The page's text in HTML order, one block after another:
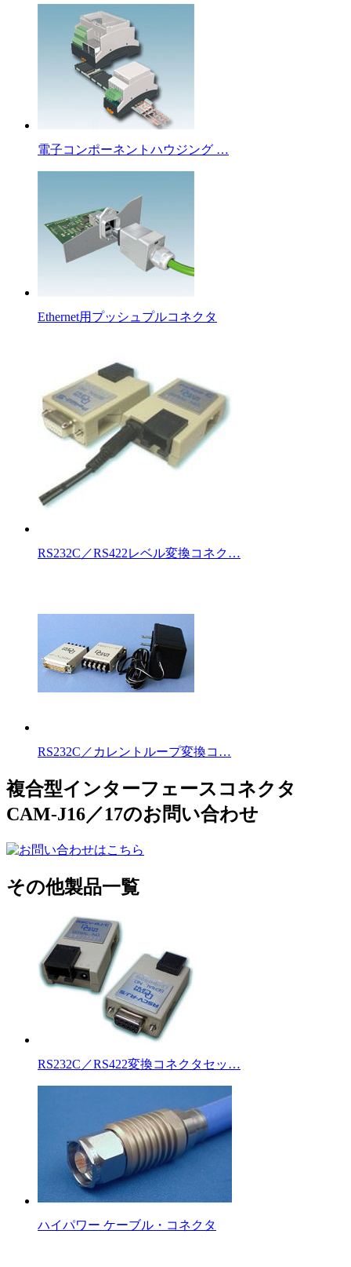
電子コンポーネントハウジング …
Ethernet用プッシュプルコネクタ
RS232C／RS422レベル変換コネク…
RS232C／カレントループ変換コ…
複合型インターフェースコネクタ
CAM-J16／17のお問い合わせ
その他製品一覧
RS232C／RS422変換コネクタセッ…
ハイパワー ケーブル・コネクタ